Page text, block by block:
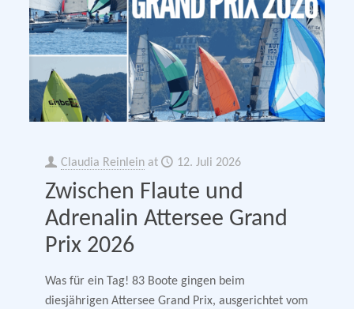
Claudia Reinlein at 12. Juli 2026
Zwischen Flaute und
Adrenalin Attersee Grand
Prix 2026
Was für ein Tag! 83 Boote gingen beim
diesjährigen Attersee Grand Prix, ausgerichtet vom